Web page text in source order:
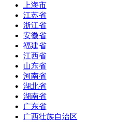
上海市
江苏省
浙江省
安徽省
福建省
江西省
山东省
河南省
湖北省
湖南省
广东省
广西壮族自治区